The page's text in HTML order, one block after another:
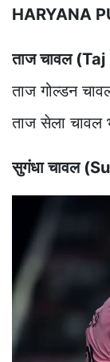
HARYANA
ताज चावल
ताज गोल्डन
ताज सेला
सुगंधा चावल